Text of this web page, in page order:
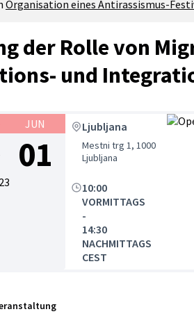
Organisation eines Antirassismus-
der Rolle von
und
JUN
01
Ljubljana
Mestni trg 1, 1000
Ljubljana
10:00
VORMITTAGS
-
14:30
NACHMITTAGS
CEST